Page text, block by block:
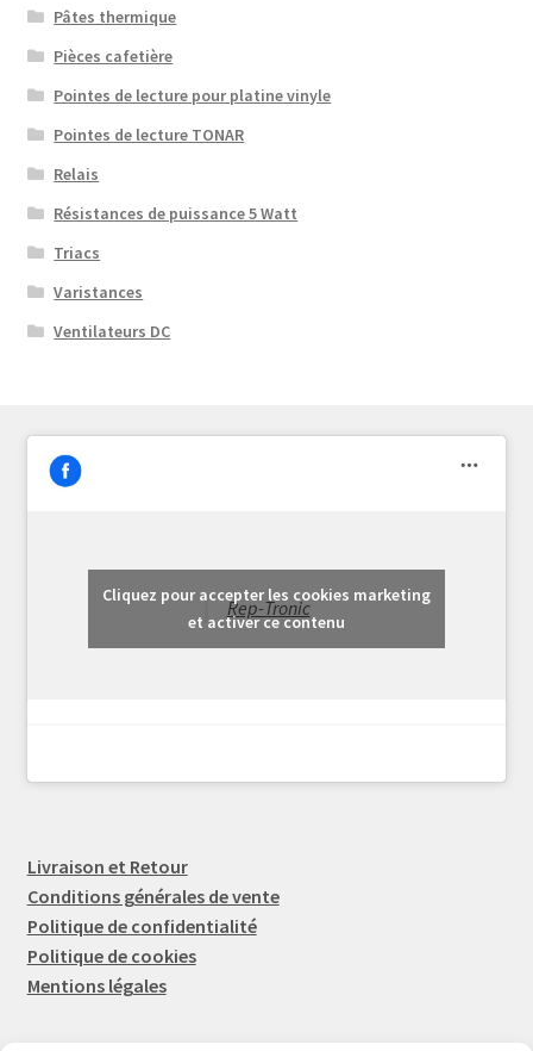
Pâtes thermique
Pièces cafetière
Pointes de lecture pour platine vinyle
Pointes de lecture TONAR
Relais
Résistances de puissance 5 Watt
Triacs
Varistances
Ventilateurs DC
Rep-Tronic
Cliquez pour accepter les cookies marketing
et activer ce contenu
Livraison et Retour
Conditions générales de vente
Politique de confidentialité
Politique de cookies
Mentions légales